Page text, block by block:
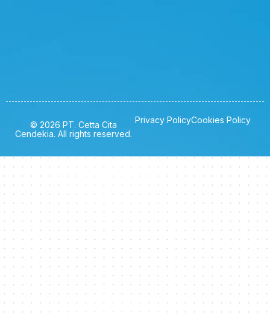
© 2026 PT. Cetta Cita
Cendekia. All rights reserved.
Privacy PolicyCookies Policy